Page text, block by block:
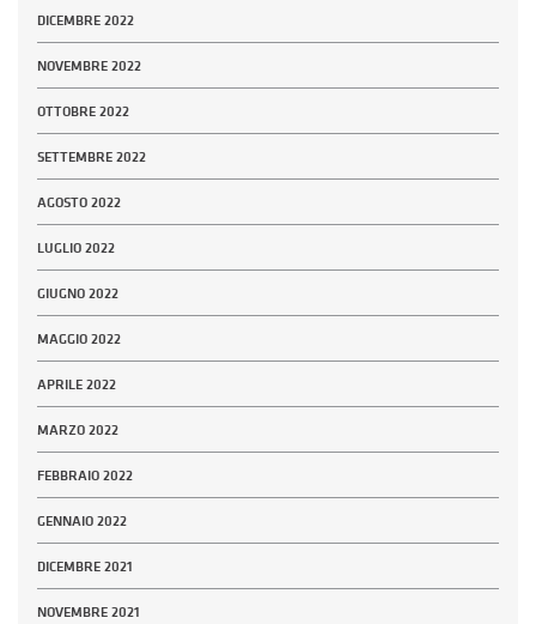
DICEMBRE 2022
NOVEMBRE 2022
OTTOBRE 2022
SETTEMBRE 2022
AGOSTO 2022
LUGLIO 2022
GIUGNO 2022
MAGGIO 2022
APRILE 2022
MARZO 2022
FEBBRAIO 2022
GENNAIO 2022
DICEMBRE 2021
NOVEMBRE 2021